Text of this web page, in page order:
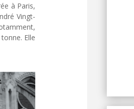
à Paris,
Vingt-
Elle